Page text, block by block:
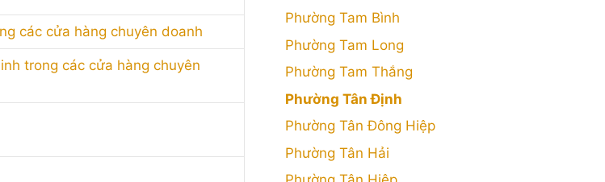
các cửa hàng chuyên doanh
trong các cửa hàng chuyên
Phường Tam Bình
Phường Tam Long
Phường Tam Thắng
Phường Tân Định
Phường Tân Đông Hiệp
Phường Tân Hải